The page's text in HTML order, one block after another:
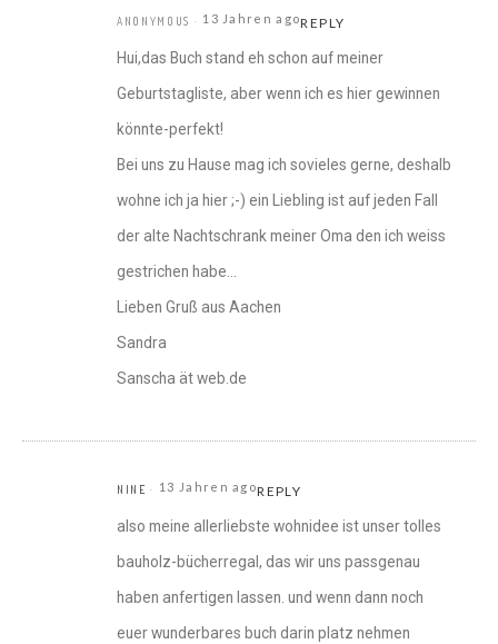
ANONYMOUS 13 Jahren agoREPLY
Hui,das Buch stand eh schon auf meiner
Geburtstagliste, aber wenn ich es hier gewinnen
könnte-perfekt!
Bei uns zu Hause mag ich sovieles gerne, deshalb
wohne ich ja hier ;-) ein Liebling ist auf jeden Fall
der alte Nachtschrank meiner Oma den ich weiss
gestrichen habe…
Lieben Gruß aus Aachen
Sandra
Sanscha ät web.de
NINE 13 Jahren agoREPLY
also meine allerliebste wohnidee ist unser tolles
bauholz-bücherregal, das wir uns passgenau
haben anfertigen lassen. und wenn dann noch
euer wunderbares buch darin platz nehmen